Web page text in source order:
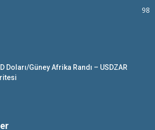
98
Doları/Güney Afrika Randı – USDZAR